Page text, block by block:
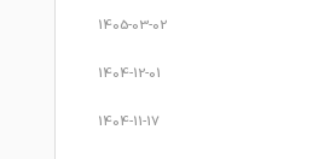
1405-03-02
1404-12-01
1404-11-17